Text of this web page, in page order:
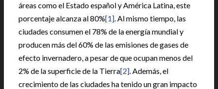
áreas como el Estado español y América Latina, este
porcentaje alcanza al 80%[1]. Al mismo tiempo, las
ciudades consumen el 78% de la energía mundial y
producen más del 60% de las emisiones de gases de
efecto invernadero, a pesar de que ocupan menos del
2% de la superficie de la Tierra[2]. Además, el
crecimiento de las ciudades ha tenido un gran impacto